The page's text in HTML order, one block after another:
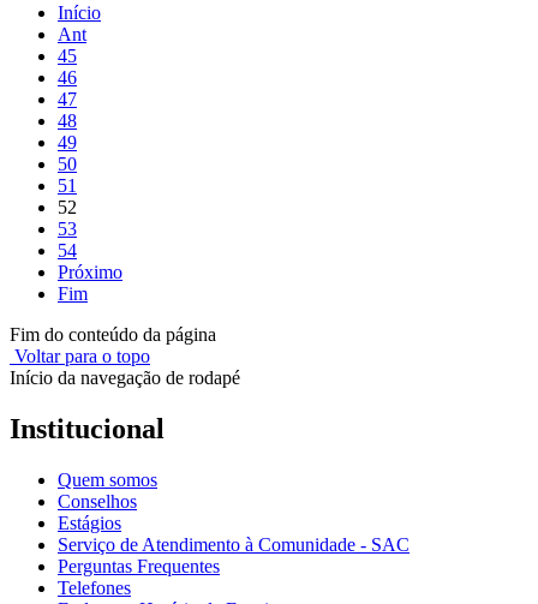
Início
Ant
45
46
47
48
49
50
51
52
53
54
Próximo
Fim
Fim do conteúdo da página
Voltar para o topo
Início da navegação de rodapé
Institucional
Quem somos
Conselhos
Estágios
Serviço de Atendimento à Comunidade - SAC
Perguntas Frequentes
Telefones